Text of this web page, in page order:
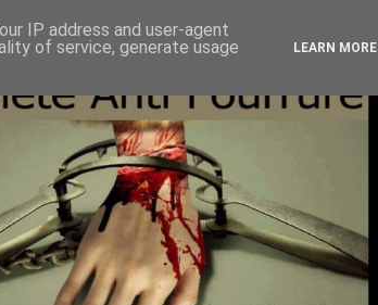
IP address and user-agent
of service, generate usage
LEARN MORE